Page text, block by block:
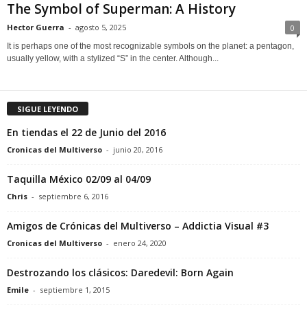
The Symbol of Superman: A History
Hector Guerra - agosto 5, 2025 0
It is perhaps one of the most recognizable symbols on the planet: a pentagon,
usually yellow, with a stylized “S” in the center. Although...
SIGUE LEYENDO
En tiendas el 22 de Junio del 2016
Cronicas del Multiverso - junio 20, 2016
Taquilla México 02/09 al 04/09
Chris - septiembre 6, 2016
Amigos de Crónicas del Multiverso – Addictia Visual #3
Cronicas del Multiverso - enero 24, 2020
Destrozando los clásicos: Daredevil: Born Again
Emile - septiembre 1, 2015